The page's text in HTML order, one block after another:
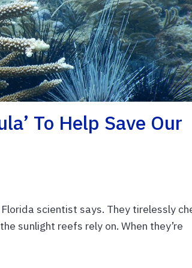
To Help Save Our
scientist says. They tirelessly
sunlight reefs rely on. When they’re